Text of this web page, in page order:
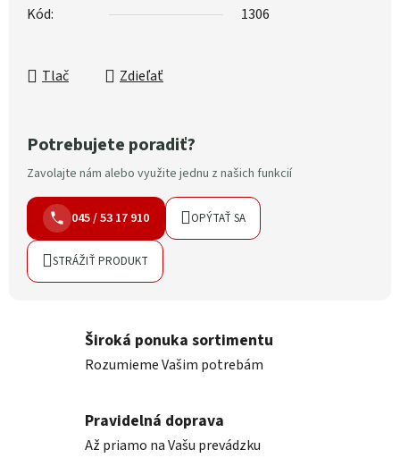
Kód:
1306
Tlač Zdieľať
Potrebujete poradiť?
Zavolajte nám alebo využite jednu z našich funkcií
045 / 53 17 910 OPÝTAŤ SA
STRÁŽIŤ PRODUKT
Široká ponuka sortimentu
Rozumieme Vašim potrebám
Pravidelná doprava
Až priamo na Vašu prevádzku